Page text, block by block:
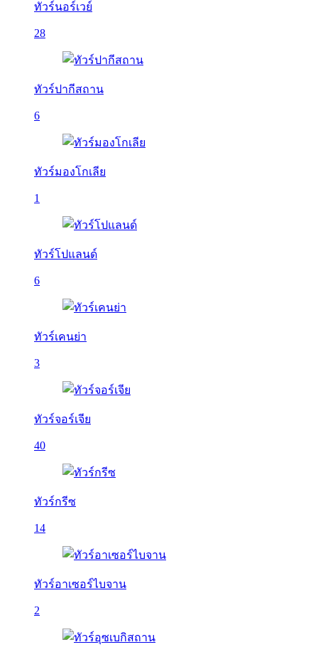
ทัวร์นอร์เวย์
28
ทัวร์ปากีสถาน
6
ทัวร์มองโกเลีย
1
ทัวร์โปแลนด์
6
ทัวร์เคนย่า
3
ทัวร์จอร์เจีย
40
ทัวร์กรีซ
14
ทัวร์อาเซอร์ไบจาน
2